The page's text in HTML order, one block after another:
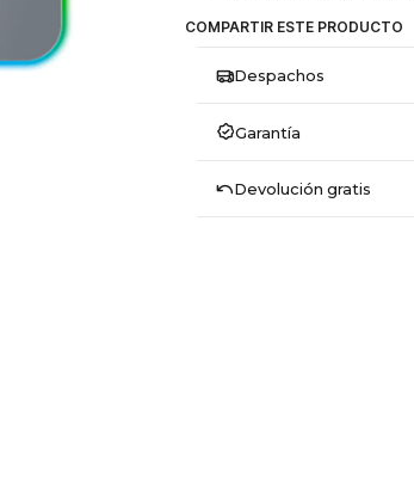
COMPARTIR ESTE PRODUCTO
Despachos
Garantía
Devolución gratis